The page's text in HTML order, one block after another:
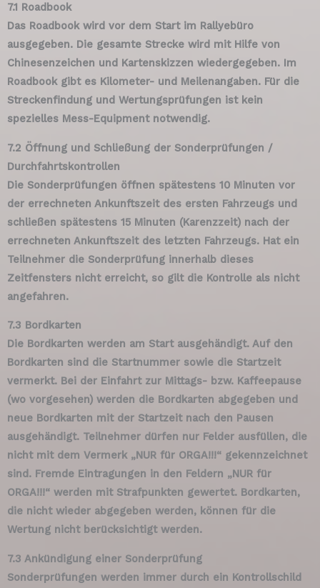
7.1 Roadbook
Das Roadbook wird vor dem Start im Rallyebüro
ausgegeben. Die gesamte Strecke wird mit Hilfe von
Chinesenzeichen und Kartenskizzen wiedergegeben. Im
Roadbook gibt es Kilometer- und Meilenangaben. Für die
Streckenfindung und Wertungsprüfungen ist kein
spezielles Mess-Equipment notwendig.
7.2 Öffnung und Schließung der Sonderprüfungen /
Durchfahrtskontrollen
Die Sonderprüfungen öffnen spätestens 10 Minuten vor
der errechneten Ankunftszeit des ersten Fahrzeugs und
schließen spätestens 15 Minuten (Karenzzeit) nach der
errechneten Ankunftszeit des letzten Fahrzeugs. Hat ein
Teilnehmer die Sonderprüfung innerhalb dieses
Zeitfensters nicht erreicht, so gilt die Kontrolle als nicht
angefahren.
7.3 Bordkarten
Die Bordkarten werden am Start ausgehändigt. Auf den
Bordkarten sind die Startnummer sowie die Startzeit
vermerkt. Bei der Einfahrt zur Mittags- bzw. Kaffeepause
(wo vorgesehen) werden die Bordkarten abgegeben und
neue Bordkarten mit der Startzeit nach den Pausen
ausgehändigt. Teilnehmer dürfen nur Felder ausfüllen, die
nicht mit dem Vermerk „NUR für ORGA!!!“ gekennzeichnet
sind. Fremde Eintragungen in den Feldern „NUR für
ORGA!!!“ werden mit Strafpunkten gewertet. Bordkarten,
die nicht wieder abgegeben werden, können für die
Wertung nicht berücksichtigt werden.
7.3 Ankündigung einer Sonderprüfung
Sonderprüfungen werden immer durch ein Kontrollschild